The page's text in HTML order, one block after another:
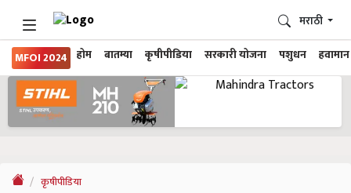
MFOI 2024 होम बातम्या कृषीपीडिया सरकारी योजना पशुधन हवामान
मराठी
कृषीपीडिया